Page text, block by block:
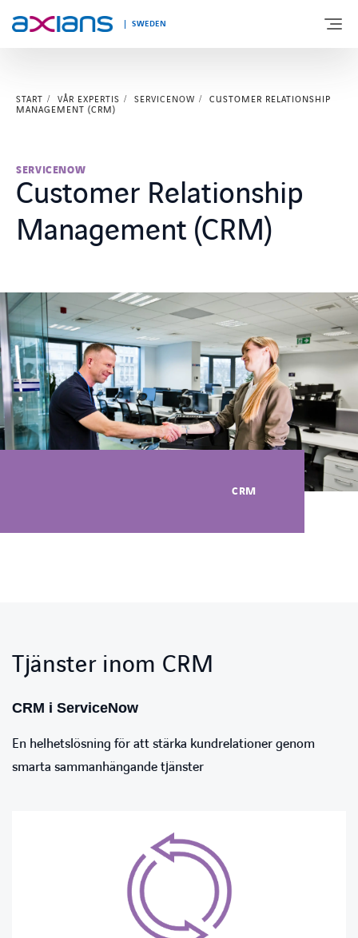
SWEDEN
OM AXIANS
BRANSCHER
KONTAKTA OSS
Karriärsida
Axess inlogg
START VÅR EXPERTIS SERVICENOW
CUSTOMER RELATIONSHIP
MANAGEMENT (CRM)
SERVICENOW
Customer Relationship
Management (CRM)
CRM
Tjänster inom CRM
CRM i ServiceNow
En helhetslösning för att stärka kundrelationer genom
smarta sammanhängande tjänster